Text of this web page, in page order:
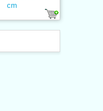
cm